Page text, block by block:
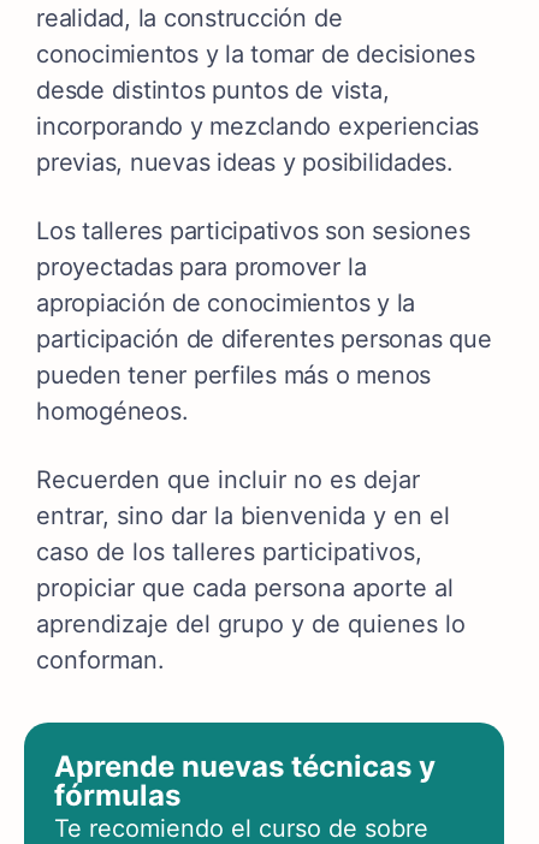
realidad, la construcción de
conocimientos y la tomar de decisiones
desde distintos puntos de vista,
incorporando y mezclando experiencias
previas, nuevas ideas y posibilidades.
Los talleres participativos son sesiones
proyectadas para promover la
apropiación de conocimientos y la
participación de diferentes personas que
pueden tener perfiles más o menos
homogéneos.
Recuerden que incluir no es dejar
entrar, sino dar la bienvenida y en el
caso de los talleres participativos,
propiciar que cada persona aporte al
aprendizaje del grupo y de quienes lo
conforman.
Aprende nuevas técnicas y
fórmulas
Te recomiendo el curso de sobre